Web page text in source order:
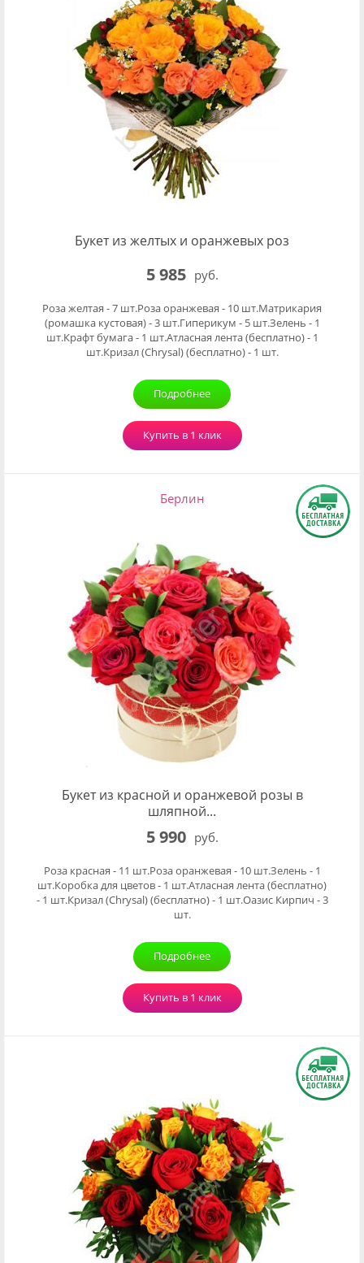
Букет из желтых и оранжевых роз
5 985 руб.
Роза желтая - 7 шт.Роза оранжевая - 10 шт.Матрикария
(ромашка кустовая) - 3 шт.Гиперикум - 5 шт.Зелень - 1
шт.Крафт бумага - 1 шт.Атласная лента (бесплатно) - 1
шт.Кризал (Chrysal) (бесплатно) - 1 шт.
Подробнее
Купить в 1 клик
Берлин
Букет из красной и оранжевой розы в
шляпной...
5 990 руб.
Роза красная - 11 шт.Роза оранжевая - 10 шт.Зелень - 1
шт.Коробка для цветов - 1 шт.Атласная лента (бесплатно)
- 1 шт.Кризал (Chrysal) (бесплатно) - 1 шт.Оазис Кирпич - 3
шт.
Подробнее
Купить в 1 клик